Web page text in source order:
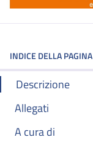
INDICE DELLA PAGINA
Descrizione
Allegati
A cura di